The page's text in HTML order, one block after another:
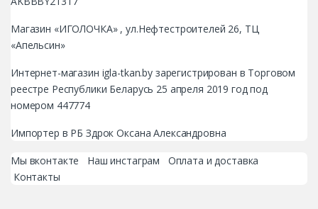
Магазин «ИГОЛОЧКА» , ул.Нефтестроителей 26, ТЦ
«Апельсин»
Интернет-магазин igla-tkan.by зарегистрирован в Торговом
реестре Республики Беларусь 25 апреля 2019 год под
номером 447774
Импортер в РБ Здрок Оксана Александровна
Мы вконтакте Наш инстаграм
Оплата и доставка
Контакты